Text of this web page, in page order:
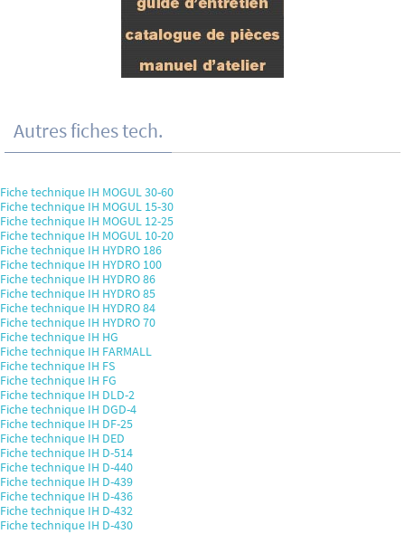
Autres fiches tech.
Fiche technique IH MOGUL 30-60
Fiche technique IH MOGUL 15-30
Fiche technique IH MOGUL 12-25
Fiche technique IH MOGUL 10-20
Fiche technique IH HYDRO 186
Fiche technique IH HYDRO 100
Fiche technique IH HYDRO 86
Fiche technique IH HYDRO 85
Fiche technique IH HYDRO 84
Fiche technique IH HYDRO 70
Fiche technique IH HG
Fiche technique IH FARMALL
Fiche technique IH FS
Fiche technique IH FG
Fiche technique IH DLD-2
Fiche technique IH DGD-4
Fiche technique IH DF-25
Fiche technique IH DED
Fiche technique IH D-514
Fiche technique IH D-440
Fiche technique IH D-439
Fiche technique IH D-436
Fiche technique IH D-432
Fiche technique IH D-430